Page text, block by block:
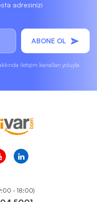
adresinizi
ABONE OL
iletişim kanalları yoluyla
- 18:00)